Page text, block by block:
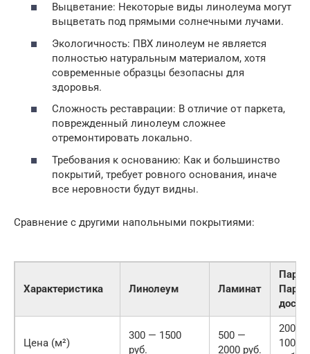
Выцветание: Некоторые виды линолеума могут
выцветать под прямыми солнечными лучами.
Экологичность: ПВХ линолеум не является
полностью натуральным материалом, хотя
современные образцы безопасны для
здоровья.
Сложность реставрации: В отличие от паркета,
поврежденный линолеум сложнее
отремонтировать локально.
Требования к основанию: Как и большинство
покрытий, требует ровного основания, иначе
все неровности будут видны.
Сравнение с другими напольными покрытиями:
Характеристика Линолеум Ламинат
доска
Цена (м²)
300 — 1500
руб.
500 —
2000 руб.
2000